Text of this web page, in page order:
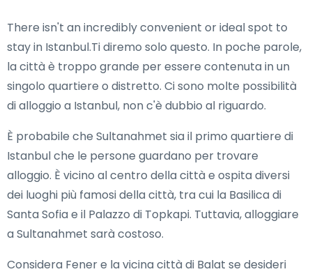
There isn't an incredibly convenient or ideal spot to
stay in Istanbul.Ti diremo solo questo. In poche parole,
la città è troppo grande per essere contenuta in un
singolo quartiere o distretto. Ci sono molte possibilità
di alloggio a Istanbul, non c'è dubbio al riguardo.
È probabile che Sultanahmet sia il primo quartiere di
Istanbul che le persone guardano per trovare
alloggio. È vicino al centro della città e ospita diversi
dei luoghi più famosi della città, tra cui la Basilica di
Santa Sofia e il Palazzo di Topkapi. Tuttavia, alloggiare
a Sultanahmet sarà costoso.
Considera Fener e la vicina città di Balat se desideri